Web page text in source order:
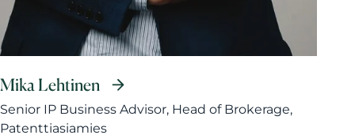
Mika Lehtinen
Senior IP Business Advisor, Head of Brokerage,
Patenttiasiamies